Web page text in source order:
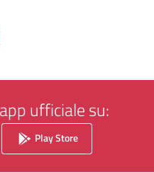
ufficiale su:
Play Store